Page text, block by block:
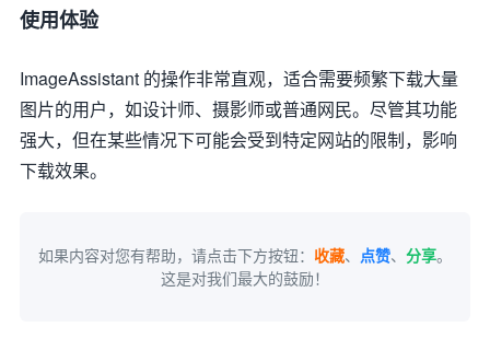
使用体验
ImageAssistant 的操作非常直观，适合需要频繁下载大量
图片的用户，如设计师、摄影师或普通网民。尽管其功能
强大，但在某些情况下可能会受到特定网站的限制，影响
下载效果。
如果内容对您有帮助，请点击下方按钮： 收藏、 点赞、 分享。
这是对我们最大的鼓励！